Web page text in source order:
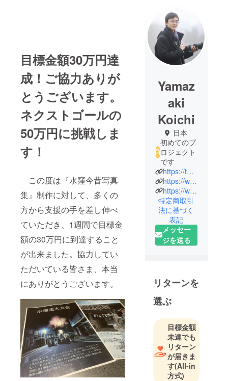
目標金額30万円達
成！ご協力ありが
とうございます。
ネクストゴールの
50万円に挑戦しま
す！
この度は『水窪今昔写真
集』制作に対して、多くの
方から支援の手を差し伸べ
ていただき、1週間で目標金
額の30万円に到達すること
が出来ました。協力してい
ただいている皆さま、本当
にありがとうございます。
Yamaz
aki
Koichi
日本
初めてのプ
ロジェクト
です
https://twitter.com/Misakubodiary/
https://www.facebook.com/profile.php?id=100064886916622
https://www.instagram.com/misakuboaoi/
特定商取引
法に基づく
表記
メッセー
ジを送る
リターンを
選ぶ
目標金額
未達でも
リターン
が届きま
す(All-in
方式)